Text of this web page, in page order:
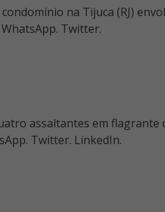
na Tijuca (RJ)
Twitter.
assaltantes em
Twitter. LinkedIn.